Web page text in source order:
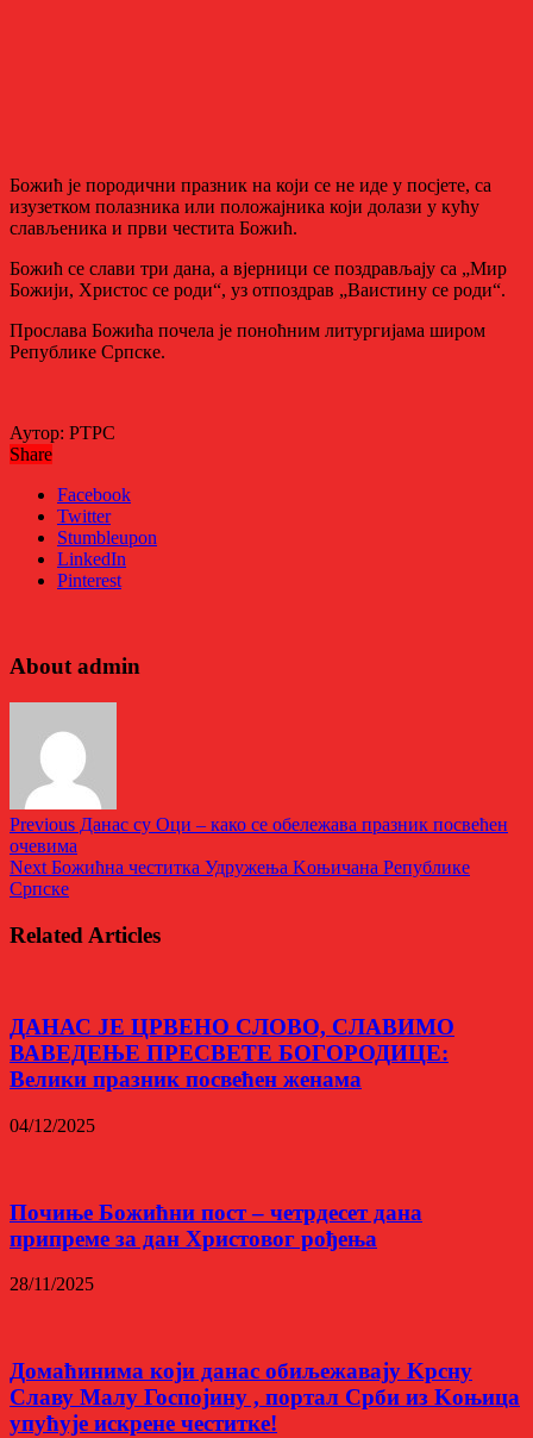
Божић је породични празник на који се не иде у посјете, са
изузетком полазника или положајника који долази у кућу
слављеника и први честита Божић.
Божић се слави три дана, а вјерници се поздрављају са „Мир
Божији, Христос се роди“, уз отпоздрав „Ваистину се роди“.
Прослава Божића почела је поноћним литургијама широм
Републике Српске.
Аутор: РТРС
Share
Facebook
Twitter
Stumbleupon
LinkedIn
Pinterest
About admin
Previous Данас су Оци – како се обележава празник посвећен
очевима
Next Божићна честитка Удружења Kоњичана Републике
Српске
Related Articles
ДАНАС ЈЕ ЦРВЕНО СЛОВО, СЛАВИМО
ВАВЕДЕЊЕ ПРЕСВЕТЕ БОГОРОДИЦЕ:
Велики празник посвећен женама
04/12/2025
Почиње Божићни пост – четрдесет дана
припреме за дан Христовог рођења
28/11/2025
Домаћинима који данас обиљежавају Kрсну
Славу Малу Госпојину , портал Срби из Kоњица
упућује искрене честитке!